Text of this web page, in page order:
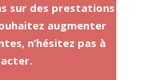
sur des prestations
augmenter
n’hésitez pas à